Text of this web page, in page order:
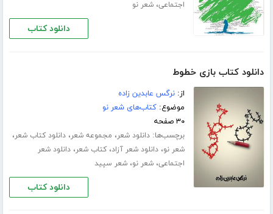
اجتماعی،شعر نو
دانلود کتاب
دانلود کتاب بازی خطوط
از:نرگس عابدین زاده
موضوع:کتاب‌های شعر نو
۳۰ صفحه
برچسب‌ها:دانلود شعر، مجموعه شعر،دانلود کتاب شعر،
شعر نو،دانلود شعر آزاد،کتاب شعر،دانلود شعر
اجتماعی،شعر نو،شعر سپید
دانلود کتاب